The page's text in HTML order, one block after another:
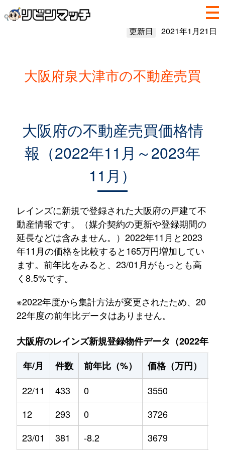
更新日 2021年1月21日
大阪府泉大津市の不動産売買
大阪府の不動産売買価格情
報（2022年11月～2023年
11月）
レインズに新規で登録された大阪府の戸建て不
動産情報です。（媒介契約の更新や登録期間の
延長などは含みません。）2022年11月と2023
年11月の価格を比較すると165万円増加してい
ます。前年比をみると、23/01月がもっとも高
く8.5%です。
※2022年度から集計方法が変更されたため、20
22年度の前年比データはありません。
大阪府のレインズ新規登録物件データ（2022年11
年/月
件数 前年比（%） 価格（万円）
22/11
433 0 3550
12
293 0 3726
23/01
381 -8.2 3679